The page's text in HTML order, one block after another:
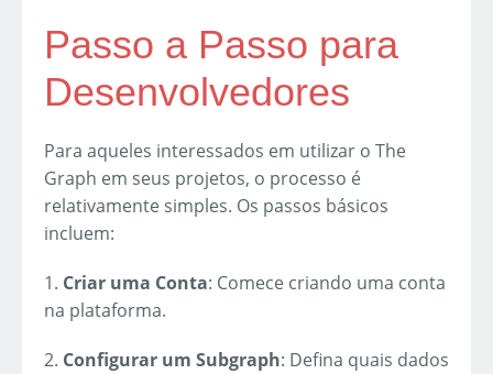
Passo a Passo para
Desenvolvedores
Para aqueles interessados em utilizar o The
Graph em seus projetos, o processo é
relativamente simples. Os passos básicos
incluem:
1. Criar uma Conta: Comece criando uma conta
na plataforma.
2. Configurar um Subgraph: Defina quais dados